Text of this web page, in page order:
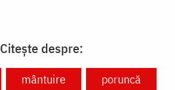
Citește despre:
mântuire
poruncă